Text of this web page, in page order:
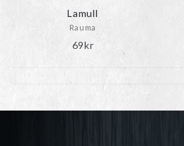
Lamull
Rauma
69kr